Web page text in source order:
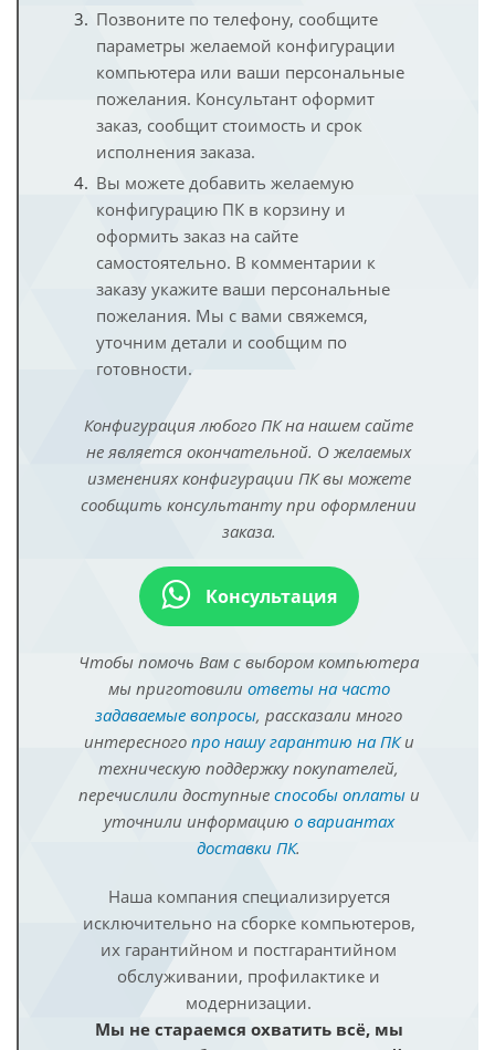
Позвоните по телефону, сообщите
параметры желаемой конфигурации
компьютера или ваши персональные
пожелания. Консультант оформит
заказ, сообщит стоимость и срок
исполнения заказа.
Вы можете добавить желаемую
конфигурацию ПК в корзину и
оформить заказ на сайте
самостоятельно. В комментарии к
заказу укажите ваши персональные
пожелания. Мы с вами свяжемся,
уточним детали и сообщим по
готовности.
Конфигурация любого ПК на нашем сайте
не является окончательной. О желаемых
изменениях конфигурации ПК вы можете
сообщить консультанту при оформлении
заказа.
Консультация
Чтобы помочь Вам с выбором компьютера
мы приготовили ответы на часто
задаваемые вопросы, рассказали много
интересного про нашу гарантию на ПКи
техническую поддержку покупателей,
перечислили доступные способы оплатыи
уточнили информацию о вариантах
доставки ПК.
Наша компания специализируется
исключительно на сборке компьютеров,
их гарантийном и постгарантийном
обслуживании, профилактике и
модернизации.
Мы не стараемся охватить всё, мы